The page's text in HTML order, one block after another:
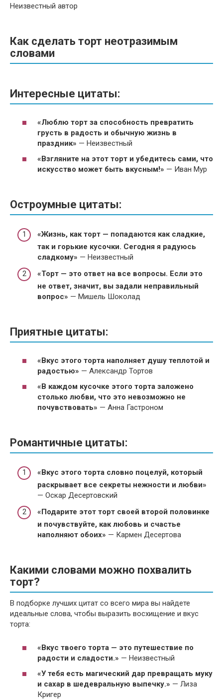
Неизвестный автор
Как сделать торт неотразимым
словами
Интересные цитаты:
«Люблю торт за способность превратить
грусть в радость и обычную жизнь в
праздник» — Неизвестный
«Взгляните на этот торт и убедитесь сами, что
искусство может быть вкусным!» — Иван Мур
Остроумные цитаты:
«Жизнь, как торт — попадаются как сладкие,
так и горькие кусочки. Сегодня я радуюсь
сладкому» — Неизвестный
«Торт — это ответ на все вопросы. Если это
не ответ, значит, вы задали неправильный
вопрос» — Мишель Шоколад
Приятные цитаты:
«Вкус этого торта наполняет душу теплотой и
радостью» — Александр Тортов
«В каждом кусочке этого торта заложено
столько любви, что это невозможно не
почувствовать» — Анна Гастроном
Романтичные цитаты:
«Вкус этого торта словно поцелуй, который
раскрывает все секреты нежности и любви»
— Оскар Десертовский
«Подарите этот торт своей второй половинке
и почувствуйте, как любовь и счастье
наполняют обоих» — Кармен Десертова
Какими словами можно похвалить
торт?
В подборке лучших цитат со всего мира вы найдете
идеальные слова, чтобы выразить восхищение и вкус
торта:
«Вкус твоего торта — это путешествие по
радости и сладости.» — Неизвестный
«У тебя есть магический дар превращать муку
и сахар в шедевральную выпечку.» — Лиза
Кригер